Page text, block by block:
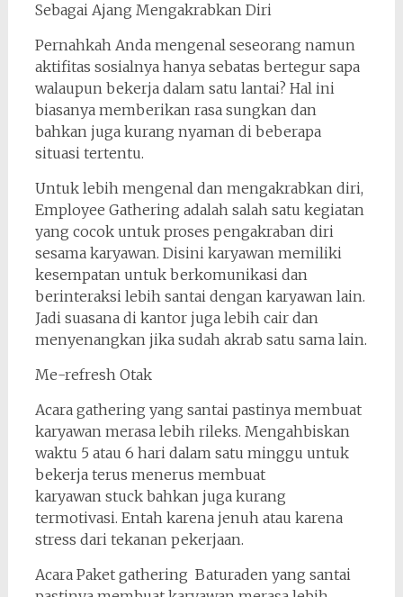
Sebagai Ajang Mengakrabkan Diri
Pernahkah Anda mengenal seseorang namun
aktifitas sosialnya hanya sebatas bertegur sapa
walaupun bekerja dalam satu lantai? Hal ini
biasanya memberikan rasa sungkan dan
bahkan juga kurang nyaman di beberapa
situasi tertentu.
Untuk lebih mengenal dan mengakrabkan diri,
Employee Gathering adalah salah satu kegiatan
yang cocok untuk proses pengakraban diri
sesama karyawan. Disini karyawan memiliki
kesempatan untuk berkomunikasi dan
berinteraksi lebih santai dengan karyawan lain.
Jadi suasana di kantor juga lebih cair dan
menyenangkan jika sudah akrab satu sama lain.
Me-refresh Otak
Acara gathering yang santai pastinya membuat
karyawan merasa lebih rileks. Mengahbiskan
waktu 5 atau 6 hari dalam satu minggu untuk
bekerja terus menerus membuat
karyawan stuck bahkan juga kurang
termotivasi. Entah karena jenuh atau karena
stress dari tekanan pekerjaan.
Acara Paket gathering Baturaden yang santai